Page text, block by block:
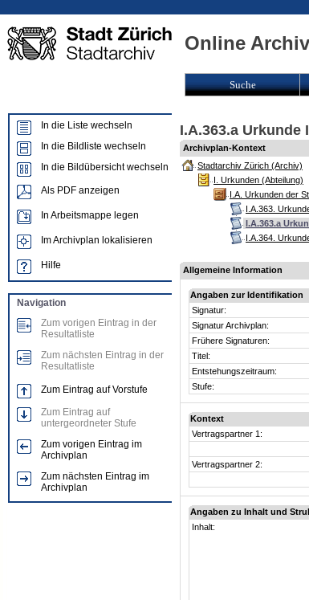
I.A.363.a Urkunde
Archivplan-Kontext
Stadtarchiv Zürich (Archiv)
I. Urkunden (Abteilung)
I.A. Urkunden der
I.A.363.
I.A.363.a
I.A.364.
Allgemeine Information
Angaben zur Identifikation
Signatur:
Signatur Archivplan:
Frühere Signaturen:
Titel:
Entstehungszeitraum:
Stufe:
Kontext
Vertragspartner 1:
Vertragspartner 2:
Angaben zu Inhalt und
Inhalt:
Online
Suche
In die Liste wechseln
In die Bildliste wechseln
In die Bildübersicht wechseln
Als PDF anzeigen
In Arbeitsmappe legen
Im Archivplan lokalisieren
Hilfe
Navigation
Zum vorigen Eintrag in der
Resultatliste
Zum nächsten Eintrag in der
Resultatliste
Zum Eintrag auf Vorstufe
Zum Eintrag auf
untergeordneter Stufe
Zum vorigen Eintrag im
Archivplan
Zum nächsten Eintrag im
Archivplan